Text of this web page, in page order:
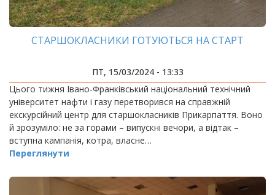
СТАРШОКЛАСНИКИ ГОТУЮТЬСЯ НА СТАРТ
ПТ, 15/03/2024 - 13:33
Цього тижня Івано-Франківський національний технічний
університет нафти і газу перетворився на справжній
екскурсійний центр для старшокласників Прикарпаття. Воно
й зрозуміло: не за горами – випускні вечори, а відтак –
вступна кампанія, котра, власне…
Переглянути